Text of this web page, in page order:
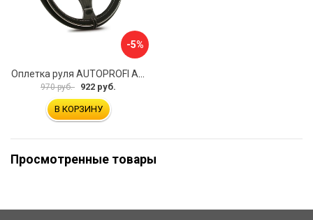
-5%
970 руб. 922 руб.
В КОРЗИНУ
Просмотренные товары